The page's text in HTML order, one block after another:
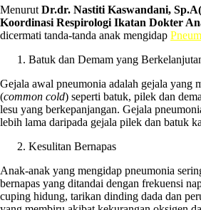
Menurut Dr.dr. Nastiti Kaswandani,
Koordinasi Respirologi Ikatan Dokter
dicermati tanda-tanda anak mengidap
Batuk dan Demam yang
Gejala awal pneumonia adalah gejala yang
(common cold) seperti batuk, pilek dan
lesu yang berkepanjangan. Gejala
lebih lama daripada gejala pilek dan batuk
Kesulitan Bernapas
Anak-anak yang mengidap pneumonia
bernapas yang ditandai dengan frekuensi
cuping hidung, tarikan dinding dada dan